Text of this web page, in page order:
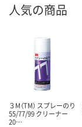
人気の商品
３M（TM） スプレーのり
55/77/99 クリーナー
20…